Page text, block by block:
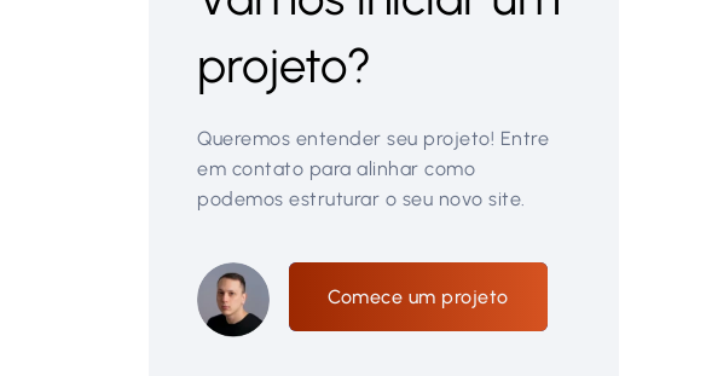
projeto?
Queremos entender seu projeto! Entre
em contato para alinhar como
podemos estruturar o seu novo site.
Comece um projeto